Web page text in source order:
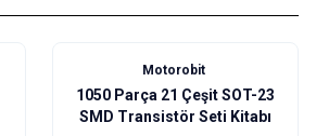
Motorobit
1050 Parça 21 Çeşit SOT-23
SMD Transistör Seti Kitabı